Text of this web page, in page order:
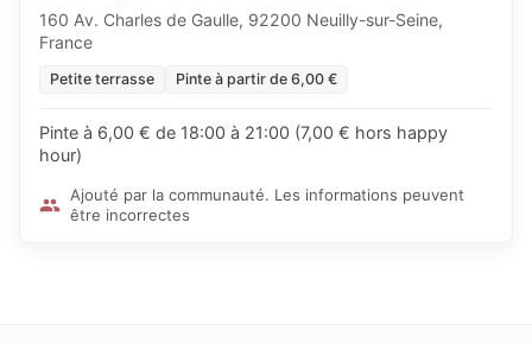
160 Av. Charles de Gaulle, 92200 Neuilly-sur-Seine,
France
Petite terrasse Pinte à partir de 6,00 €
Pinte à 6,00 € de 18:00 à 21:00 (7,00 € hors happy
hour)
Ajouté par la communauté. Les informations peuvent
être incorrectes